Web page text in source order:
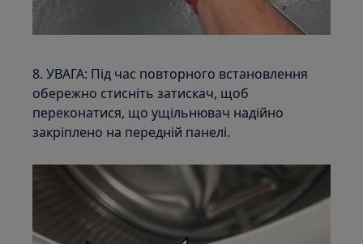
8. УВАГА: Під час повторного встановлення
обережно стисніть затискач, щоб
переконатися, що ущільнювач надійно
закріплено на передній панелі.